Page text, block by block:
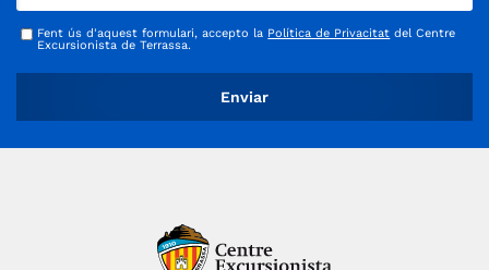
quadres pel bestiar i les cavalleries, un gran bassa, etc ...
L’hostal encara estava funcionant com a mas agrícola als anys
30 del segle passat. A partir dels anys 50 Sant Jaume va
quedar abandonat definitivament, fet que en va accelerar el
procés de decadència. El Camí Ral arriba pel sud-est i marxa
pel nord-oest cap a Pont de Vilomara i Manresa. Desfarem un
vall de Vallhonesta. S’anomena així el camí, pel fet que aquí els
Maquis hi jugaven a cuit i amagar amb la guàrdia civil per poder
Fent ús d'aquest formulari, accepto la Política de Privacitat del Centre
Excursionista de Terrassa.